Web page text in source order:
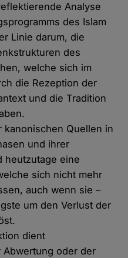
Analyse
des Islam
Linie darum, die
des
welche sich im
die Rezeption der
und die Tradition
kanonischen Quellen in
und ihrer
heutzutage eine
sich nicht mehr
auch wenn sie –
um den Verlust der
dient
oder der